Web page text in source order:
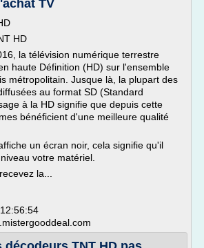
TV
HD
la télévision numérique terrestre
haute Définition (HD) sur l'ensemble
métropolitain. Jusque là, la plupart des
au format SD (Standard
à la HD signifie que depuis cette
bénéficient d'une meilleure qualité
un écran noir, cela signifie qu'il
votre matériel.
la...